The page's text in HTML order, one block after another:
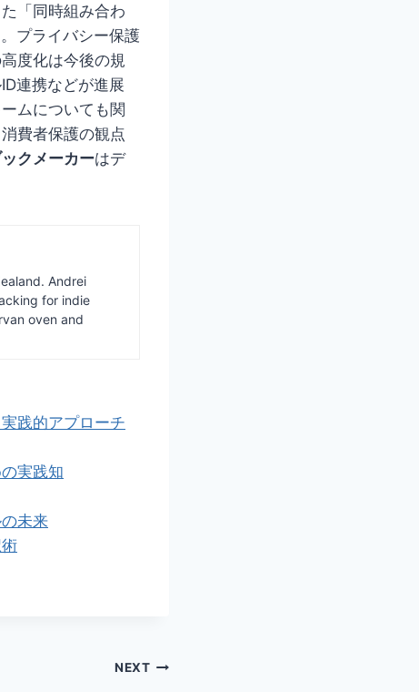
「同時組み合わ
プライバシー保護
度化は今後の規
連携などが進展
ムについても関
費者保護の観点
クメーカーはデ
Andrei
for indie
oven and
践的アプローチ
実践知
未来
NEXT